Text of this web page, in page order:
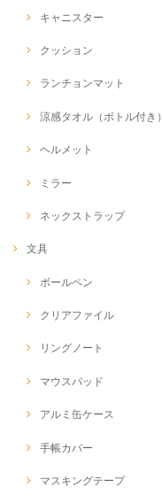
キャニスター
クッション
ランチョンマット
涼感タオル（ボトル付き）
ヘルメット
ミラー
ネックストラップ
文具
ボールペン
クリアファイル
リングノート
マウスパッド
アルミ缶ケース
手帳カバー
マスキングテープ